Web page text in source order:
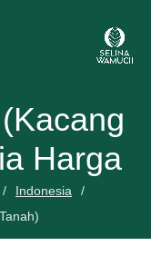
Harga
Indonesia